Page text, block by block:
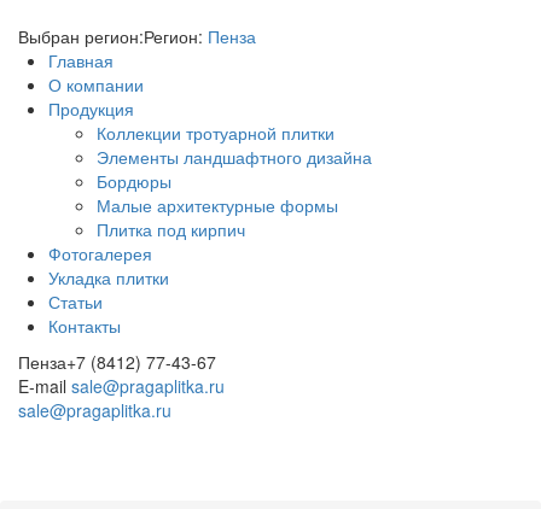
Выбран регион:Регион: Пенза
Главная
О компании
Продукция
Коллекции тротуарной плитки
Элементы ландшафтного дизайна
Бордюры
Малые архитектурные формы
Плитка под кирпич
Фотогалерея
Укладка плитки
Статьи
Контакты
Пенза+7 (8412) 77-43-67
E-mail sale@pragaplitka.ru
sale@pragaplitka.ru